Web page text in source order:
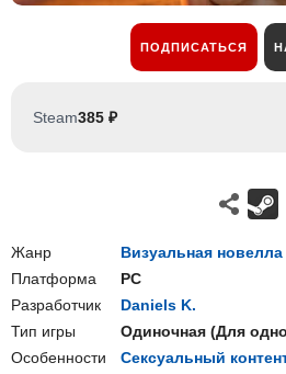
ПОДПИСАТЬСЯ
Steam385 ₽
Жанр Визуальная новелла
Платформа
PC
Разработчик
Daniels K.
Тип игры
Одиночная (Для
Особенности
Сексуальный